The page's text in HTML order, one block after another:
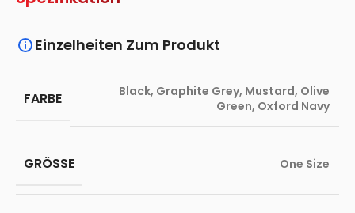
Einzelheiten Zum Produkt
FARBE Black, Graphite Grey, Mustard, Olive
Green, Oxford Navy
GRÖSSE One Size